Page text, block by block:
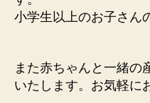
小学生以上のお子さん
また赤ちゃんと一緒の
いたします。お気軽に